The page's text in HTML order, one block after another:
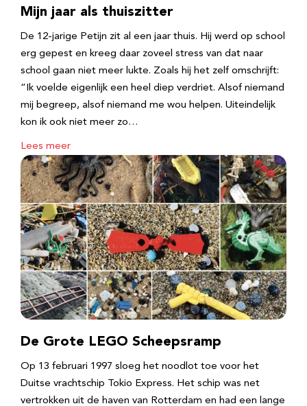
Mijn jaar als thuiszitter
De 12-jarige Petijn zit al een jaar thuis. Hij werd op school
erg gepest en kreeg daar zoveel stress van dat naar
school gaan niet meer lukte. Zoals hij het zelf omschrijft:
“Ik voelde eigenlijk een heel diep verdriet. Alsof niemand
mij begreep, alsof niemand me wou helpen. Uiteindelijk
kon ik ook niet meer zo…
Lees meer
De Grote LEGO Scheepsramp
Op 13 februari 1997 sloeg het noodlot toe voor het
Duitse vrachtschip Tokio Express. Het schip was net
vertrokken uit de haven van Rotterdam en had een lange